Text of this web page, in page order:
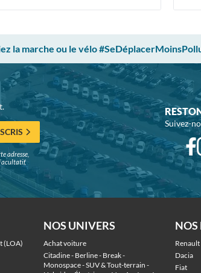
la marche ou le vélo
adresse,
Suivez-
(LOA)
NOS UNIVERS
Achat voiture
Citadine - Berline - Break -
Monospace - SUV & Tout-terrain -
NOS
Renault
Dacia
Fiat